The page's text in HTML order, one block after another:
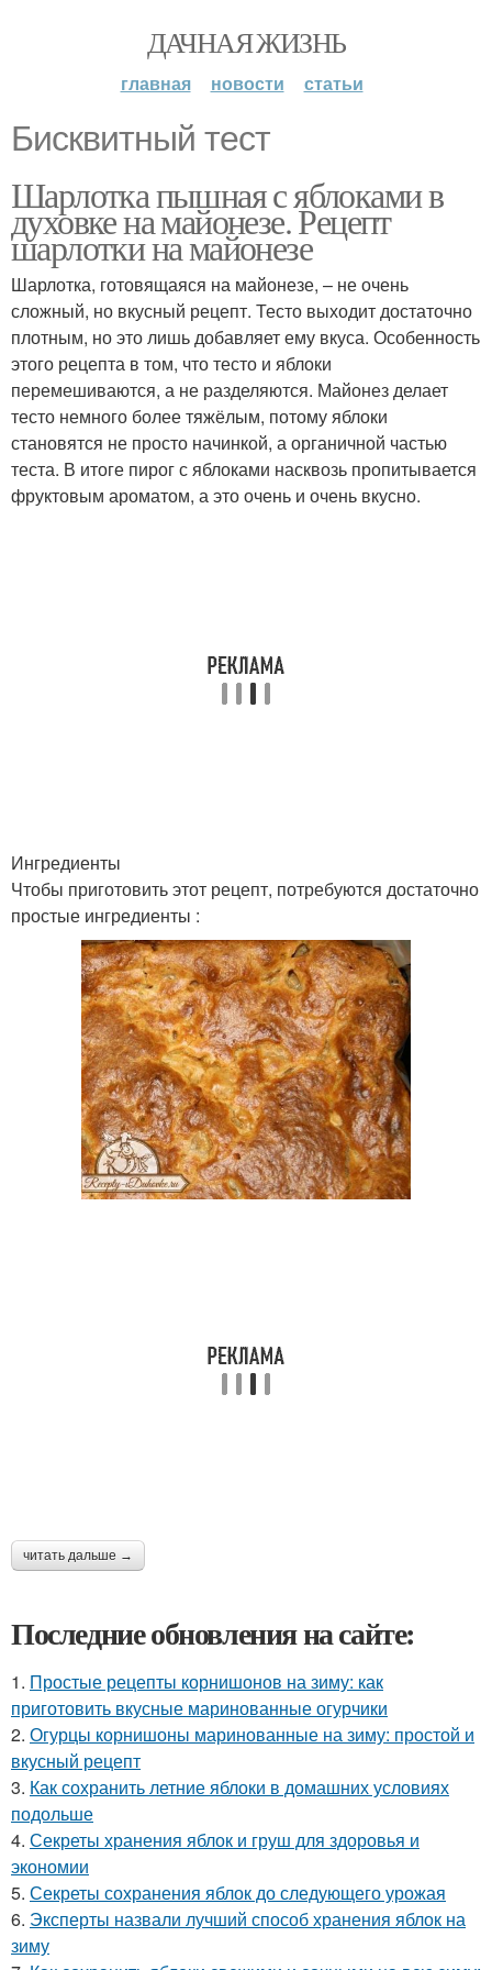
ДАЧНАЯ ЖИЗНЬ
главная новости статьи
Бисквитный тест
Шарлотка пышная с яблоками в
духовке на майонезе. Рецепт
шарлотки на майонезе
Шарлотка, готовящаяся на майонезе, – не очень
сложный, но вкусный рецепт. Тесто выходит достаточно
плотным, но это лишь добавляет ему вкуса. Особенность
этого рецепта в том, что тесто и яблоки
перемешиваются, а не разделяются. Майонез делает
тесто немного более тяжёлым, потому яблоки
становятся не просто начинкой, а органичной частью
теста. В итоге пирог с яблоками насквозь пропитывается
фруктовым ароматом, а это очень и очень вкусно.
Ингредиенты
Чтобы приготовить этот рецепт, потребуются достаточно
простые ингредиенты :
читать дальше →
Последние обновления на сайте:
1. Простые рецепты корнишонов на зиму: как
приготовить вкусные маринованные огурчики
2. Огурцы корнишоны маринованные на зиму: простой и
вкусный рецепт
3. Как сохранить летние яблоки в домашних условиях
подольше
4. Секреты хранения яблок и груш для здоровья и
экономии
5. Секреты сохранения яблок до следующего урожая
6. Эксперты назвали лучший способ хранения яблок на
зиму